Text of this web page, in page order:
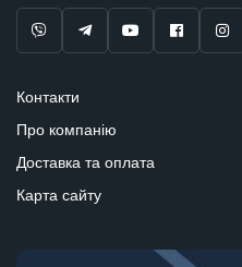
Контакти
Про компанію
Доставка та оплата
Карта сайту